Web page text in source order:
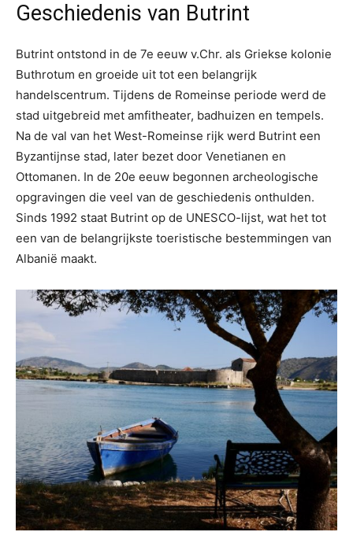
Geschiedenis van Butrint
Butrint ontstond in de 7e eeuw v.Chr. als Griekse kolonie
Buthrotum en groeide uit tot een belangrijk
handelscentrum. Tijdens de Romeinse periode werd de
stad uitgebreid met amfitheater, badhuizen en tempels.
Na de val van het West-Romeinse rijk werd Butrint een
Byzantijnse stad, later bezet door Venetianen en
Ottomanen. In de 20e eeuw begonnen archeologische
opgravingen die veel van de geschiedenis onthulden.
Sinds 1992 staat Butrint op de UNESCO-lijst, wat het tot
een van de belangrijkste toeristische bestemmingen van
Albanië maakt.